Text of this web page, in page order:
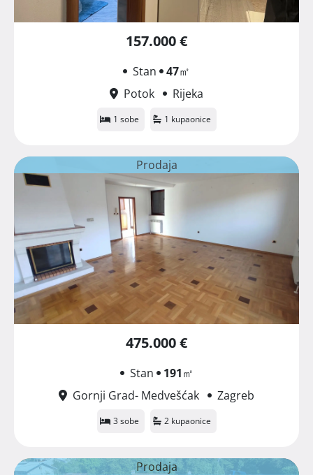
157.000 €
Stan 47㎡
Potok
Rijeka
1 sobe 1 kupaonice
Prodaja
475.000 €
Stan 191㎡
Gornji Grad- Medvešćak
Zagreb
3 sobe 2 kupaonice
Prodaja